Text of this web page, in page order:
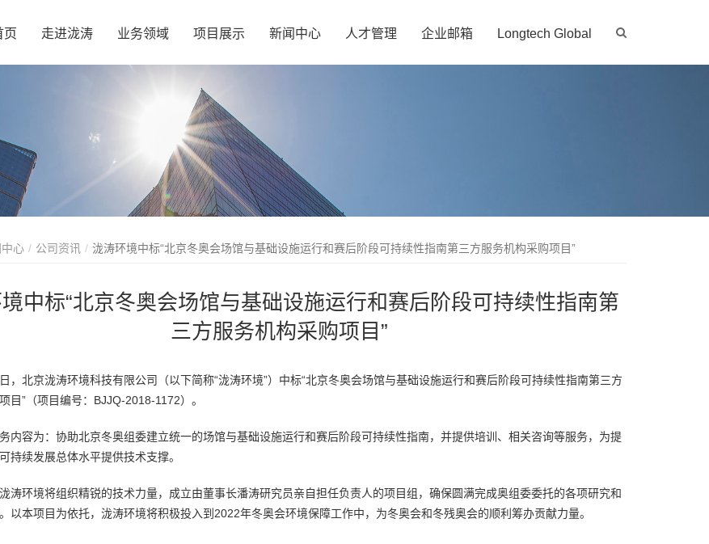
页 走进泷涛 业务领域 项目展示 新闻中心 人才管理 企业邮箱 Longtech Global
心 公司资讯 泷涛环境中标“北京冬奥会场馆与基础设施运行和赛后阶段可持续性指南第三方服务机构采购项目”
中标“北京冬奥会场馆与基础设施运行和赛后阶段可持续性指南第
三方服务机构采购项目”
，北京泷涛环境科技有限公司（以下简称“泷涛环境”）中标“北京冬奥会场馆与基础设施运行和赛后阶段可持续性指南第三方
目”（项目编号：BJJQ-2018-1172）。
内容为：协助北京冬奥组委建立统一的场馆与基础设施运行和赛后阶段可持续性指南，并提供培训、相关咨询等服务，为提
持续发展总体水平提供技术支撑。
涛环境将组织精锐的技术力量，成立由董事长潘涛研究员亲自担任负责人的项目组，确保圆满完成奥组委委托的各项研究和
以本项目为依托，泷涛环境将积极投入到2022年冬奥会环境保障工作中，为冬奥会和冬残奥会的顺利筹办贡献力量。